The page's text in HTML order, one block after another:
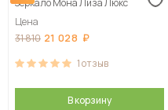
Зеркало Мона Лиза Люкс
Цена
31 810 21 028
1отзыв
В корзину